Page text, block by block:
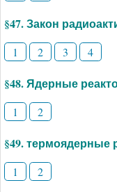
§47. Закон
1 2 3 4
§48. Ядерные
1 2
§49. термоядерные
1 2